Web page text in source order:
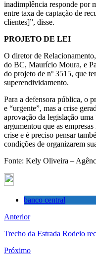
inadimplência responde por
entre taxa de captação de
clientes]”, disse.
PROJETO DE LEI
O diretor de
do BC, Maurício Moura, e
do projeto de nº 3515, que
superendividamento.
Para a defensora pública, o
e “urgente”, mas a crise
aprovação da legislação
argumentou que as
crise e é preciso pensar
condições de organizarem
Fonte: Kely Oliveira –
banco central
Anterior
Trecho da Estrada Rodeio
Próximo